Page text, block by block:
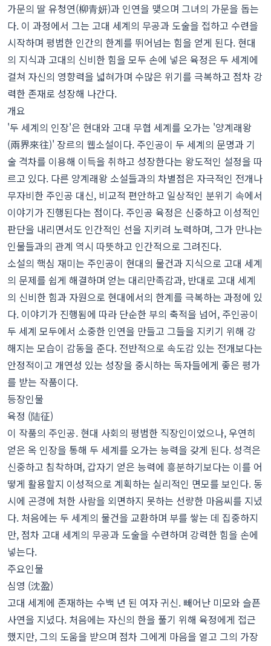
가문의 딸 유청연(柳青妍)과 인연을 맺으며 그녀의 가문을 돕는
다. 이 과정에서 그는 고대 세계의 무공과 도술을 접하고 수련을
시작하며 평범한 인간의 한계를 뛰어넘는 힘을 얻게 된다. 현대
의 지식과 고대의 신비한 힘을 모두 손에 넣은 육정은 두 세계에
걸쳐 자신의 영향력을 넓혀가며 수많은 위기를 극복하고 점차 강
력한 존재로 성장해 나간다.
개요
'두 세계의 인장'은 현대와 고대 무협 세계를 오가는 '양계래왕
(兩界來往)' 장르의 웹소설이다. 주인공이 두 세계의 문명과 기
술 격차를 이용해 이득을 취하고 성장한다는 왕도적인 설정을 따
르고 있다. 다른 양계래왕 소설들과의 차별점은 자극적인 전개나
무자비한 주인공 대신, 비교적 편안하고 일상적인 분위기 속에서
이야기가 진행된다는 점이다. 주인공 육정은 신중하고 이성적인
판단을 내리면서도 인간적인 선을 지키려 노력하며, 그가 만나는
인물들과의 관계 역시 따뜻하고 인간적으로 그려진다.
소설의 핵심 재미는 주인공이 현대의 물건과 지식으로 고대 세계
의 문제를 쉽게 해결하며 얻는 대리만족감과, 반대로 고대 세계
의 신비한 힘과 자원으로 현대에서의 한계를 극복하는 과정에 있
다. 이야기가 진행됨에 따라 단순한 부의 축적을 넘어, 주인공이
두 세계 모두에서 소중한 인연을 만들고 그들을 지키기 위해 강
해지는 모습이 감동을 준다. 전반적으로 속도감 있는 전개보다는
안정적이고 개연성 있는 성장을 중시하는 독자들에게 좋은 평가
를 받는 작품이다.
등장인물
육정 (陆征)
이 작품의 주인공. 현대 사회의 평범한 직장인이었으나, 우연히
얻은 옥 인장을 통해 두 세계를 오가는 능력을 갖게 된다. 성격은
신중하고 침착하며, 갑자기 얻은 능력에 흥분하기보다는 이를 어
떻게 활용할지 이성적으로 계획하는 실리적인 면모를 보인다. 동
시에 곤경에 처한 사람을 외면하지 못하는 선량한 마음씨를 지녔
다. 처음에는 두 세계의 물건을 교환하며 부를 쌓는 데 집중하지
만, 점차 고대 세계의 무공과 도술을 수련하며 강력한 힘을 손에
넣는다.
주요인물
심영 (沈盈)
고대 세계에 존재하는 수백 년 된 여자 귀신. 빼어난 미모와 슬픈
사연을 지녔다. 처음에는 자신의 한을 풀기 위해 육정에게 접근
했지만, 그의 도움을 받으며 점차 그에게 마음을 열고 그의 가장